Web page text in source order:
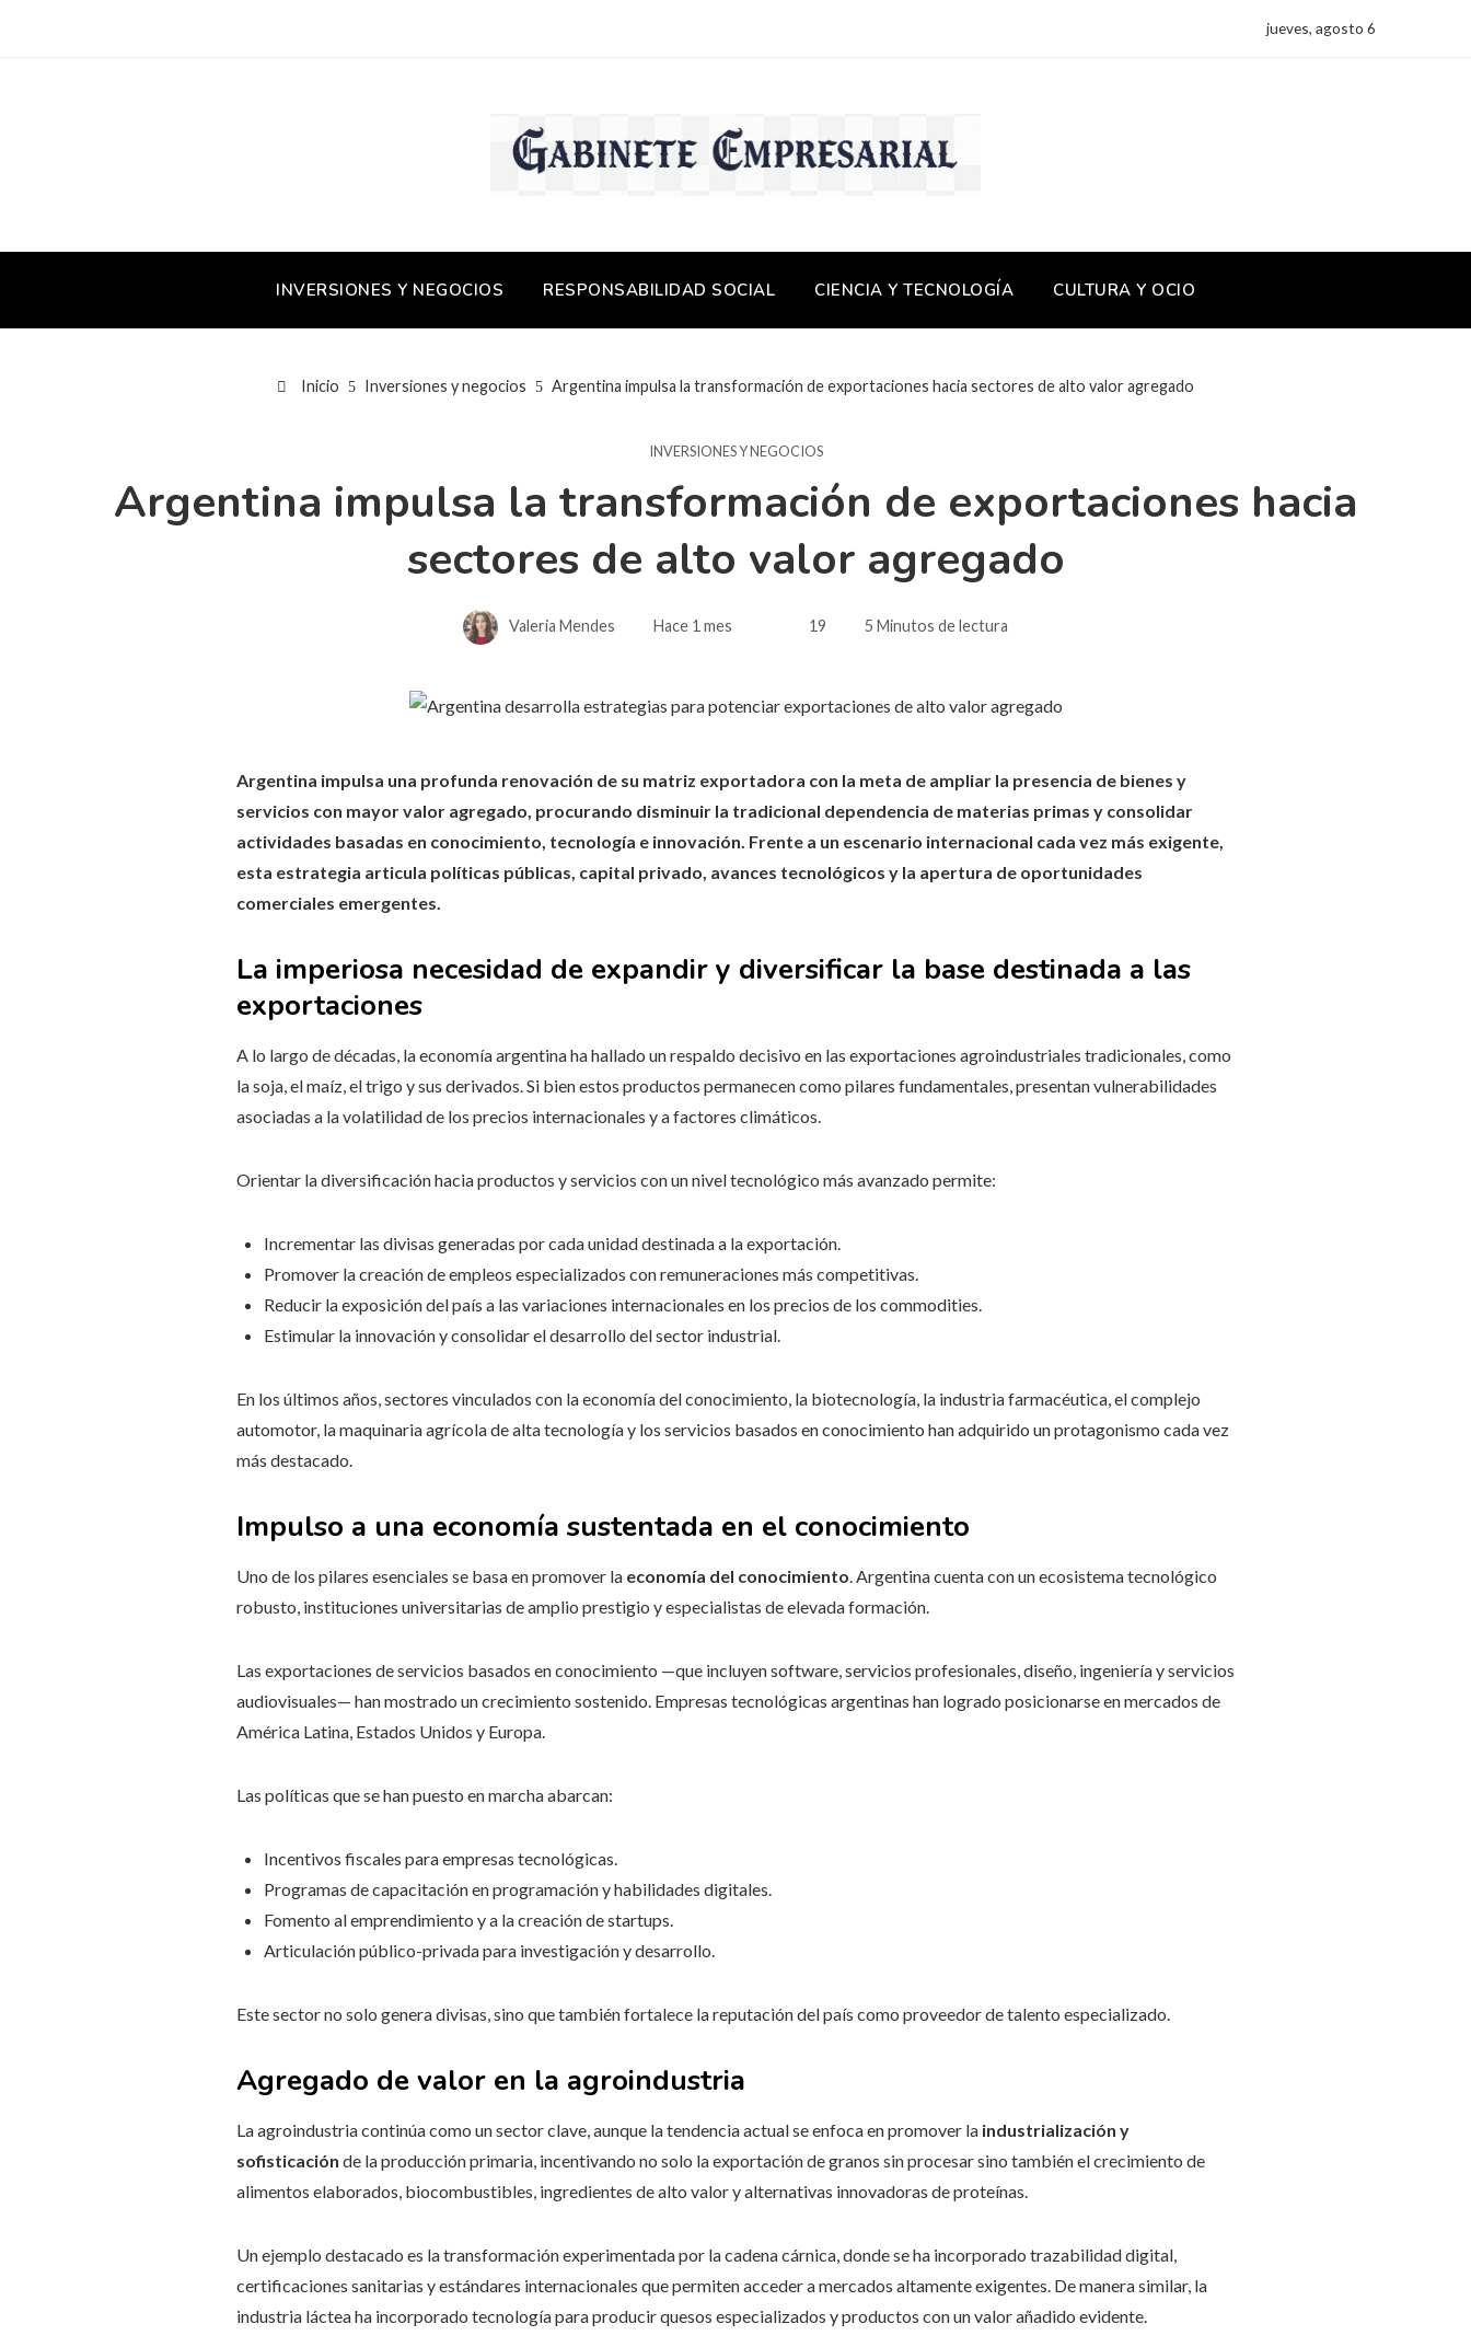
jueves, agosto 6
INVERSIONES Y NEGOCIOS RESPONSABILIDAD SOCIAL CIENCIA Y TECNOLOGÍA CULTURA Y OCIO
Inicio Inversiones y negocios Argentina impulsa la transformación de exportaciones hacia sectores de alto valor agregado
INVERSIONES Y NEGOCIOS
Argentina impulsa la transformación de exportaciones hacia
sectores de alto valor agregado
Valeria Mendes Hace 1 mes 19 5 Minutos de lectura
Argentina impulsa una profunda renovación de su matriz exportadora con la meta de ampliar la presencia de bienes y
servicios con mayor valor agregado, procurando disminuir la tradicional dependencia de materias primas y consolidar
actividades basadas en conocimiento, tecnología e innovación. Frente a un escenario internacional cada vez más exigente,
esta estrategia articula políticas públicas, capital privado, avances tecnológicos y la apertura de oportunidades
comerciales emergentes.
La imperiosa necesidad de expandir y diversificar la base destinada a las
exportaciones
A lo largo de décadas, la economía argentina ha hallado un respaldo decisivo en las exportaciones agroindustriales tradicionales, como
la soja, el maíz, el trigo y sus derivados. Si bien estos productos permanecen como pilares fundamentales, presentan vulnerabilidades
asociadas a la volatilidad de los precios internacionales y a factores climáticos.
Orientar la diversificación hacia productos y servicios con un nivel tecnológico más avanzado permite:
Incrementar las divisas generadas por cada unidad destinada a la exportación.
Promover la creación de empleos especializados con remuneraciones más competitivas.
Reducir la exposición del país a las variaciones internacionales en los precios de los commodities.
Estimular la innovación y consolidar el desarrollo del sector industrial.
En los últimos años, sectores vinculados con la economía del conocimiento, la biotecnología, la industria farmacéutica, el complejo
automotor, la maquinaria agrícola de alta tecnología y los servicios basados en conocimiento han adquirido un protagonismo cada vez
más destacado.
Impulso a una economía sustentada en el conocimiento
Uno de los pilares esenciales se basa en promover la economía del conocimiento. Argentina cuenta con un ecosistema tecnológico
robusto, instituciones universitarias de amplio prestigio y especialistas de elevada formación.
Las exportaciones de servicios basados en conocimiento —que incluyen software, servicios profesionales, diseño, ingeniería y servicios
audiovisuales— han mostrado un crecimiento sostenido. Empresas tecnológicas argentinas han logrado posicionarse en mercados de
América Latina, Estados Unidos y Europa.
Las políticas que se han puesto en marcha abarcan:
Incentivos fiscales para empresas tecnológicas.
Programas de capacitación en programación y habilidades digitales.
Fomento al emprendimiento y a la creación de startups.
Articulación público-privada para investigación y desarrollo.
Este sector no solo genera divisas, sino que también fortalece la reputación del país como proveedor de talento especializado.
Agregado de valor en la agroindustria
La agroindustria continúa como un sector clave, aunque la tendencia actual se enfoca en promover la industrialización y
sofisticación de la producción primaria, incentivando no solo la exportación de granos sin procesar sino también el crecimiento de
alimentos elaborados, biocombustibles, ingredientes de alto valor y alternativas innovadoras de proteínas.
Un ejemplo destacado es la transformación experimentada por la cadena cárnica, donde se ha incorporado trazabilidad digital,
certificaciones sanitarias y estándares internacionales que permiten acceder a mercados altamente exigentes. De manera similar, la
industria láctea ha incorporado tecnología para producir quesos especializados y productos con un valor añadido evidente.